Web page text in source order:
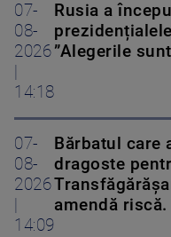
07-
08-
2026
14:18
Rusia a
”Alegerile
07-
08-
2026
14:09
Bărbatul care
dragoste
amendă riscă.